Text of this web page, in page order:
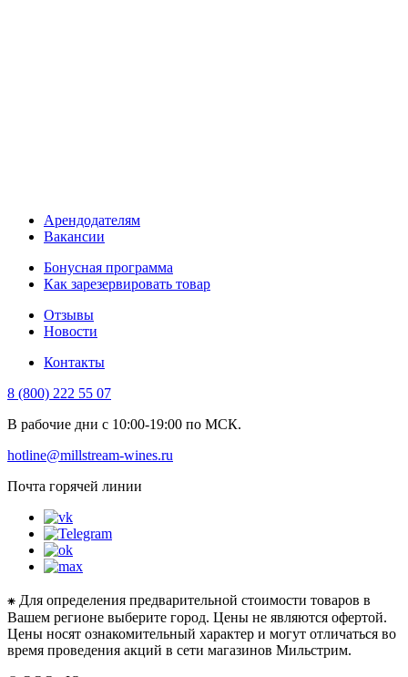
Арендодателям
Вакансии
Бонусная программа
Как зарезервировать товар
Отзывы
Новости
Контакты
8 (800) 222 55 07
В рабочие дни с 10:00-19:00 по МСК.
hotline@millstream-wines.ru
Почта горячей линии
⁕ Для определения предварительной стоимости товаров в
Вашем регионе выберите город. Цены не являются офертой.
Цены носят ознакомительный характер и могут отличаться во
время проведения акций в сети магазинов Мильстрим.